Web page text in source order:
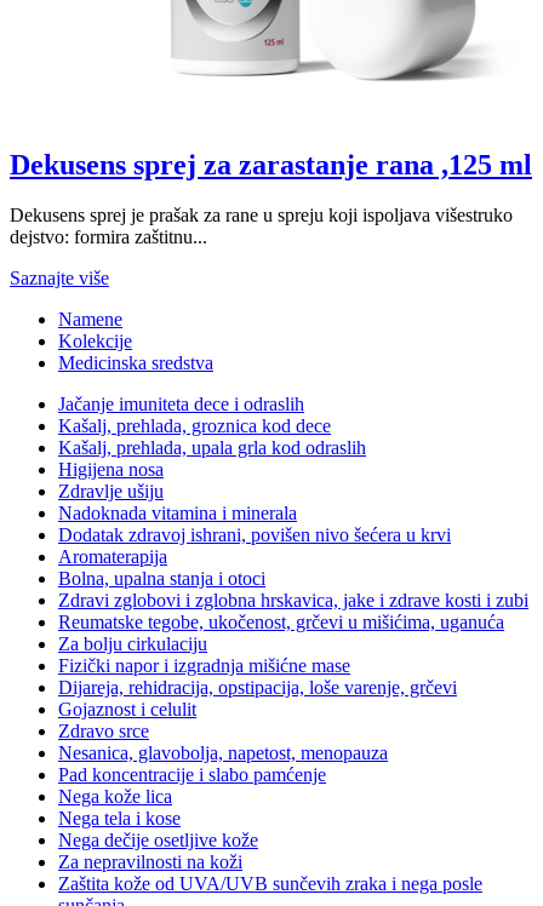
Dekusens sprej za zarastanje rana ,125 ml
Dekusens sprej je prašak za rane u spreju koji ispoljava višestruko
dejstvo: formira zaštitnu...
Saznajte više
Namene
Kolekcije
Medicinska sredstva
Jačanje imuniteta dece i odraslih
Kašalj, prehlada, groznica kod dece
Kašalj, prehlada, upala grla kod odraslih
Higijena nosa
Zdravlje ušiju
Nadoknada vitamina i minerala
Dodatak zdravoj ishrani, povišen nivo šećera u krvi
Aromaterapija
Bolna, upalna stanja i otoci
Zdravi zglobovi i zglobna hrskavica, jake i zdrave kosti i zubi
Reumatske tegobe, ukočenost, grčevi u mišićima, uganuća
Za bolju cirkulaciju
Fizički napor i izgradnja mišićne mase
Dijareja, rehidracija, opstipacija, loše varenje, grčevi
Gojaznost i celulit
Zdravo srce
Nesanica, glavobolja, napetost, menopauza
Pad koncentracije i slabo pamćenje
Nega kože lica
Nega tela i kose
Nega dečije osetljive kože
Za nepravilnosti na koži
Zaštita kože od UVA/UVB sunčevih zraka i nega posle